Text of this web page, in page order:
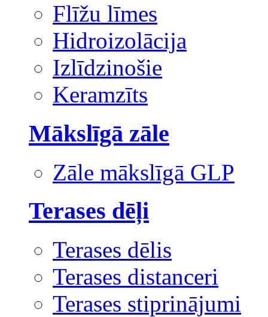
Flīžu līmes
Hidroizolācija
Izlīdzinošie
Keramzīts
Mākslīgā zāle
Zāle mākslīgā GLP
Terases dēļi
Terases dēlis
Terases distanceri
Terases stiprinājumi